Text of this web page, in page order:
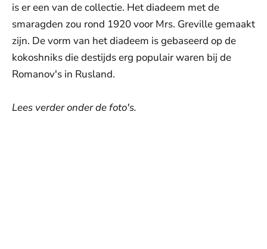
is er een van de collectie. Het diadeem met de
smaragden zou rond 1920 voor Mrs. Greville gemaakt
zijn. De vorm van het diadeem is gebaseerd op de
kokoshniks die destijds erg populair waren bij de
Romanov's in Rusland.
Lees verder onder de foto's.